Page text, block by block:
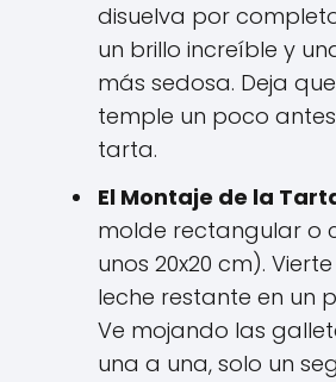
disuelva por
un brillo increíble y
más sedosa. Deja
temple un poco
tarta.
El Montaje de la
molde rectangular o
unos 20x20 cm).
leche restante en un
Ve mojando las
una a una, solo un